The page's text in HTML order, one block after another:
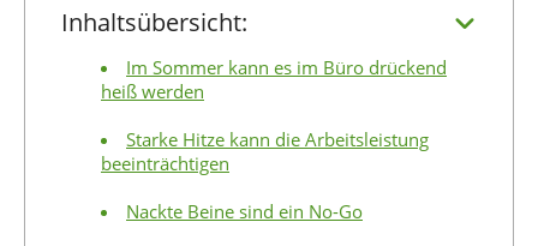
Inhaltsübersicht:
Im Sommer kann es im Büro drückend
heiß werden
Starke Hitze kann die Arbeitsleistung
beeinträchtigen
Nackte Beine sind ein No-Go